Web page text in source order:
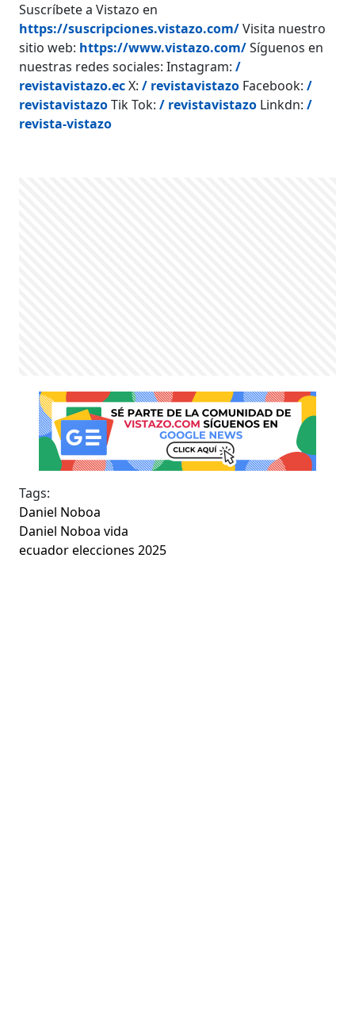
Suscríbete a Vistazo en
https://suscripciones.vistazo.com/Visita nuestro
sitio web: https://www.vistazo.com/Síguenos en
nuestras redes sociales: Instagram:/
revistavistazo.ecX:/ revistavistazo Facebook:/
revistavistazoTik Tok:/ revistavistazo Linkdn:/
revista-vistazo
Tags:
Daniel Noboa
Daniel Noboa vida
ecuador elecciones 2025